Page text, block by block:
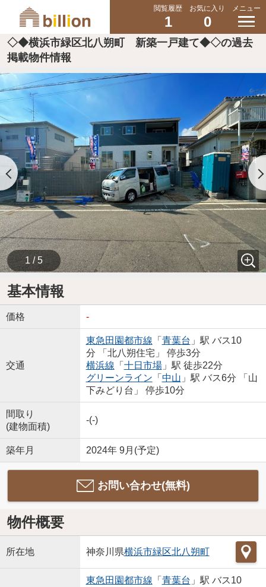
閲覧履歴
1
お気に入り
0
メニュー
◇◆横浜市緑区北八朔町 新築一戸建て◆◇の過去
掲載物件情報
1 / 5
基本情報
価格 -
交通
東急田園都市線 「 青葉台 」駅 バス10
分 「北八朔住宅」 停歩3分
横浜線 「 十日市場」駅 徒歩22分
グリーンライン 「 中山 」駅 バス6分 「山
下みどり台」 停歩10分
間取り
(建物面積)
-(-)
築年月 2024年 9月(予定)
お問い合わせ(無料)
物件概要
所在地 神奈川県横浜市緑区北八朔町
東急田園都市線 「 青葉台 」駅 バス10